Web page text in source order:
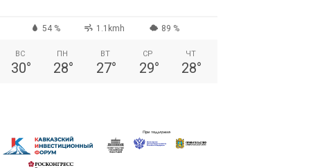
54 % 1.1kmh 89 %
ВС
30°
ПН
28°
ВТ
27°
СР
29°
ЧТ
28°